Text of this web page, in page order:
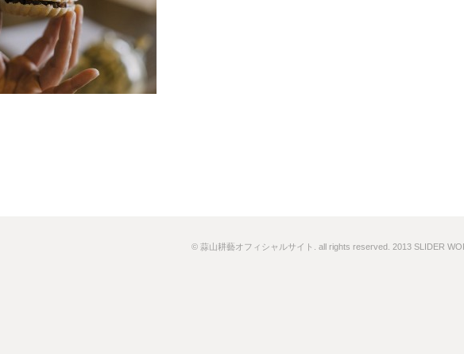
© 蒜山耕藝オフィシャルサイト. all rights reserved. 2013 SLIDER